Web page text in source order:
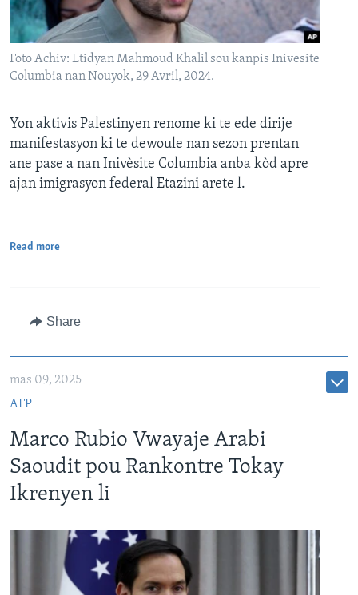
Foto Achiv: Etidyan Mahmoud Khalil sou kanpis Inivesite
Columbia nan Nouyok, 29 Avril, 2024.
Yon aktivis Palestinyen renome ki te ede dirije
manifestasyon ki te dewoule nan sezon prentan
ane pase a nan Inivèsite Columbia anba kòd apre
ajan imigrasyon federal Etazini arete l.
Read more
Share
mas 09, 2025
AFP
Marco Rubio Vwayaje Arabi
Saoudit pou Rankontre Tokay
Ikrenyen li